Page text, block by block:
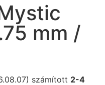
mm /
számított 2-4